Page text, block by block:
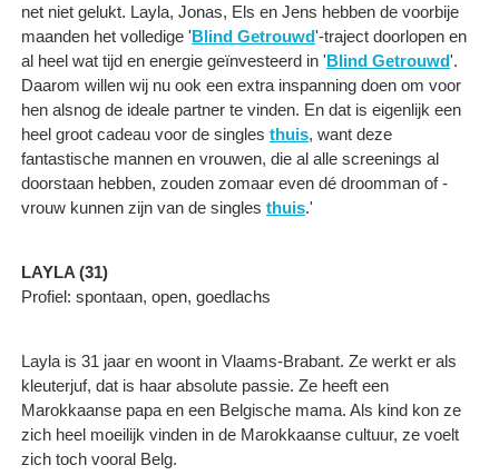
net niet gelukt. Layla, Jonas, Els en Jens hebben de voorbije
maanden het volledige 'Blind Getrouwd'-traject doorlopen en
al heel wat tijd en energie geïnvesteerd in 'Blind Getrouwd'.
Daarom willen wij nu ook een extra inspanning doen om voor
hen alsnog de ideale partner te vinden. En dat is eigenlijk een
heel groot cadeau voor de singles thuis, want deze
fantastische mannen en vrouwen, die al alle screenings al
doorstaan hebben, zouden zomaar even dé droomman of -
vrouw kunnen zijn van de singles thuis.'
LAYLA (31)
Profiel: spontaan, open, goedlachs
Layla is 31 jaar en woont in Vlaams-Brabant. Ze werkt er als
kleuterjuf, dat is haar absolute passie. Ze heeft een
Marokkaanse papa en een Belgische mama. Als kind kon ze
zich heel moeilijk vinden in de Marokkaanse cultuur, ze voelt
zich toch vooral Belg.